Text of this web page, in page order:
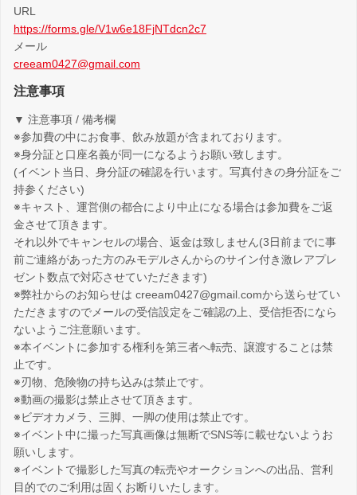
URL
https://forms.gle/V1w6e18FjNTdcn2c7
メール
creeam0427@gmail.com
注意事項
▼ 注意事項 / 備考欄
※参加費の中にお食事、飲み放題が含まれております。
※身分証と口座名義が同一になるようお願い致します。
(イベント当日、身分証の確認を行います。写真付きの身分証をご
持参ください)
※キャスト、運営側の都合により中止になる場合は参加費をご返
金させて頂きます。
それ以外でキャンセルの場合、返金は致しません(3日前までに事
前ご連絡があった方のみモデルさんからのサイン付き激レアプレ
ゼント数点で対応させていただきます)
※弊社からのお知らせは creeam0427@gmail.comから送らせてい
ただきますのでメールの受信設定をご確認の上、受信拒否になら
ないようご注意願います。
※本イベントに参加する権利を第三者へ転売、譲渡することは禁
止です。
※刃物、危険物の持ち込みは禁止です。
※動画の撮影は禁止させて頂きます。
※ビデオカメラ、三脚、一脚の使用は禁止です。
※イベント中に撮った写真画像は無断でSNS等に載せないようお
願いします。
※イベントで撮影した写真の転売やオークションへの出品、営利
目的でのご利用は固くお断りいたします。